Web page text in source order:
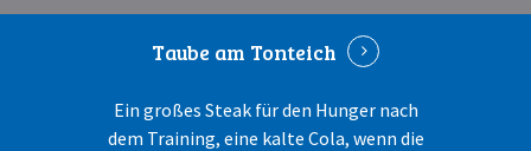
Taube am Tonteich
Ein großes Steak für den Hunger nach
dem Training, eine kalte Cola, wenn die